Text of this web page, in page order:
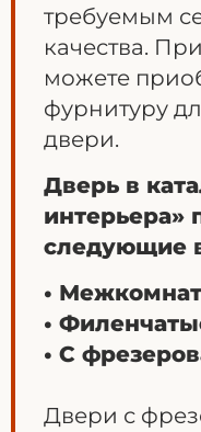
требуемым
качества.
можете
фурнитуру
двери.
Дверь в
интерьера»
следующие
•
•
• С
Двери с